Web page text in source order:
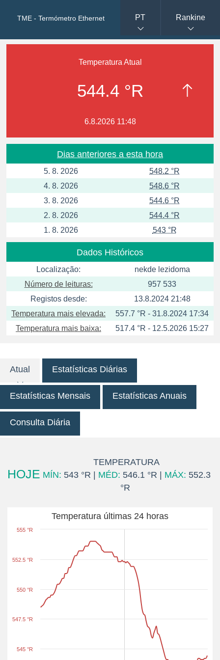
TME - Termómetro Ethernet PT Rankine
Temperatura Atual
544.4 °R
6.8.2026 11:48
Dias anteriores a esta hora
5. 8. 2026
548.2 °R
4. 8. 2026
548.6 °R
3. 8. 2026
544.6 °R
2. 8. 2026
544.4 °R
1. 8. 2026
543 °R
Dados Históricos
Localização:
nekde lezidoma
Número de leituras:
957 533
Registos desde:
13.8.2024 21:48
Temperatura mais elevada:
557.7 °R - 31.8.2024 17:34
Temperatura mais baixa:
517.4 °R - 12.5.2026 15:27
Atual Estatísticas Diárias
Estatísticas Mensais Estatísticas Anuais
Consulta Diária
HOJE
TEMPERATURA
MÍN: 543 °R | MÉD: 546.1 °R | MÁX: 552.3
°R
Temperatura últimas 24 horas
545 °R
547.5 °R
550 °R
552.5 °R
555 °R